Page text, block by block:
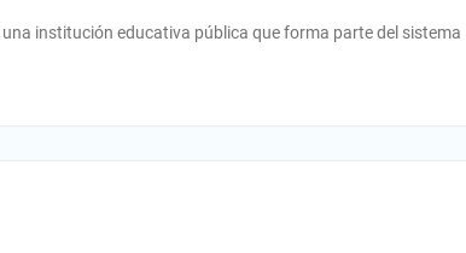
una institución educativa pública que forma parte del sistema